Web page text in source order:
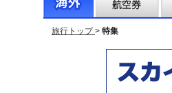
旅行トップ> 特集